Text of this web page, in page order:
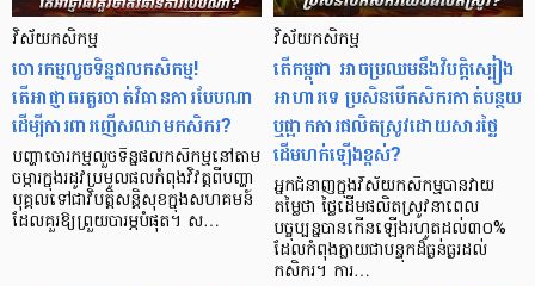
វិស័យ​កសិកម្ម
ចោរកម្មលួចទិន្នផលកសិកម្ម!
តើអាជ្ញាធរគួរចាត់វិធានការបែបណា​
ដើម្បីការពារញើសឈាមកសិករ?
បញ្ហាចោរកម្មលួចទិន្នផលកសិកម្មនៅតាម
ចម្ការក្នុងរដូវប្រមូលផលកំពុងវិវត្តពីបញ្ហា
បុគ្គលទៅជាវិបត្តិសន្តិសុខក្នុងសហគមន៍
ដែលគួរឱ្យព្រួយបារម្ភបំផុត។ ស…
វិស័យ​កសិកម្ម
តើកម្ពុជា អាចប្រឈមនឹងវិបត្តិស្បៀង
អាហារទេ ប្រសិនបើកសិករកាត់បន្ថយ
ឬផ្អាកការផលិតស្រូវដោយសារថ្លៃ
ដើមហក់ឡើងខ្ពស់?
អ្នកជំនាញក្នុងវិស័យកសិកម្មបានវាយ
តម្លៃថា ថ្លៃដើមផលិតស្រូវនាពេល
បច្ចុប្បន្នបានកើនឡើងរហូតដល់៣០%
ដែលកំពុងក្លាយជាបន្ទុកដ៏ធ្ងន់ធ្ងរដល់
កសិករ។ ការ…